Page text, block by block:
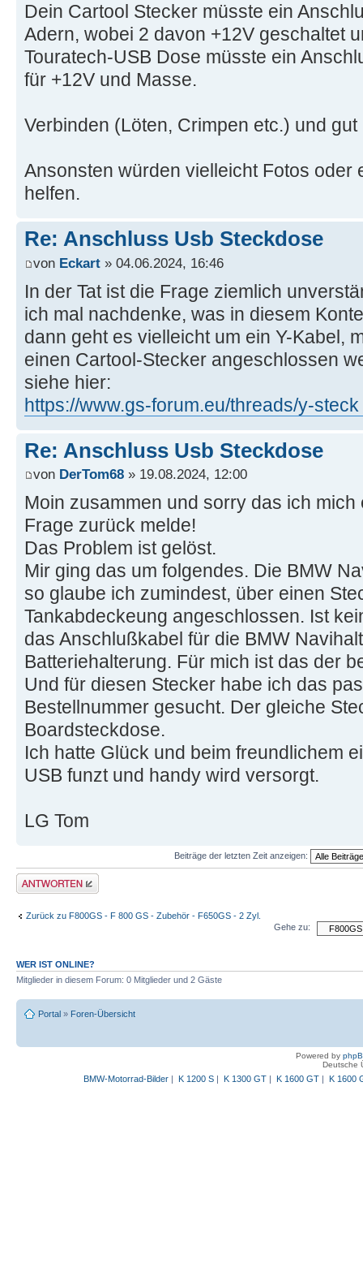
Dein Cartool Stecker müsste ein
Adern, wobei 2 davon +12V geschaltet
Touratech-USB Dose müsste ein
für +12V und Masse.
Verbinden (Löten, Crimpen etc.) und gut
Ansonsten würden vielleicht Fotos oder
helfen.
Re: Anschluss Usb Steckdose
von Eckart » 04.06.2024, 16:46
In der Tat ist die Frage ziemlich
ich mal nachdenke, was in diesem
dann geht es vielleicht um ein Y-Kabel,
einen Cartool-Stecker angeschlossen
siehe hier:
https://www.gs-forum.eu/threads/y-
Re: Anschluss Usb Steckdose
von DerTom68 » 19.08.2024, 12:00
Moin zusammen und sorry das ich
Frage zurück melde!
Das Problem ist gelöst.
Mir ging das um folgendes. Die BMW
so glaube ich zumindest, über einen
Tankabdeckeung angeschlossen. Ist
das Anschlußkabel für die BMW
Batteriehalterung. Für mich ist das der
Und für diesen Stecker habe ich das
Bestellnummer gesucht. Der gleiche
Boardsteckdose.
Ich hatte Glück und beim freundlichem
USB funzt und handy wird versorgt.
LG Tom
Beiträge der letzten Zeit anzeigen:
Antwort schreiben
Zurück zu F800GS - F 800 GS - Zubehör - F650GS - 2 Zyl.
Gehe zu:
WER IST ONLINE?
Mitglieder in diesem Forum: 0 Mitglieder und 2 Gäste
Portal » Foren-Übersicht
Powered by
Deutsche
BMW-Motorrad-Bilder| K 1200 S| K 1300 GT| K 1600 GT| K 1600